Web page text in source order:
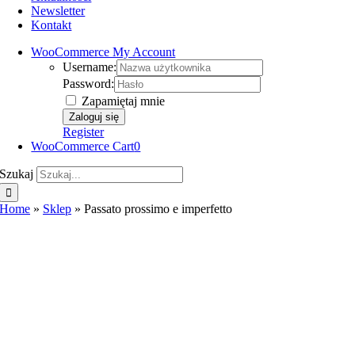
Newsletter
Kontakt
WooCommerce My Account
Username:
Password:
Zapamiętaj mnie
Register
WooCommerce Cart0
Szukaj
Home » Sklep »Passato prossimo e imperfetto